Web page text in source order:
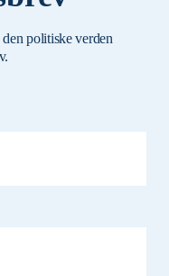
politiske verden